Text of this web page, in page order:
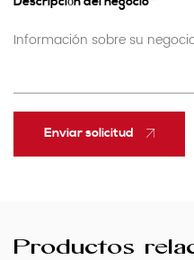
Enviar solicitud
Productos